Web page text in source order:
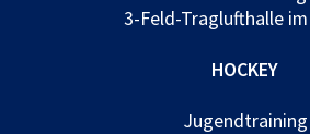
3-Feld-Traglufthalle
HOCKEY
Jugendtraining